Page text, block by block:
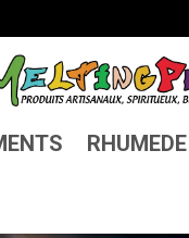
RHUMEDE